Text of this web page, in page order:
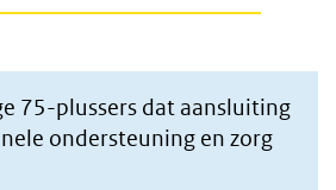
75-plussers dat aansluiting
ondersteuning en zorg